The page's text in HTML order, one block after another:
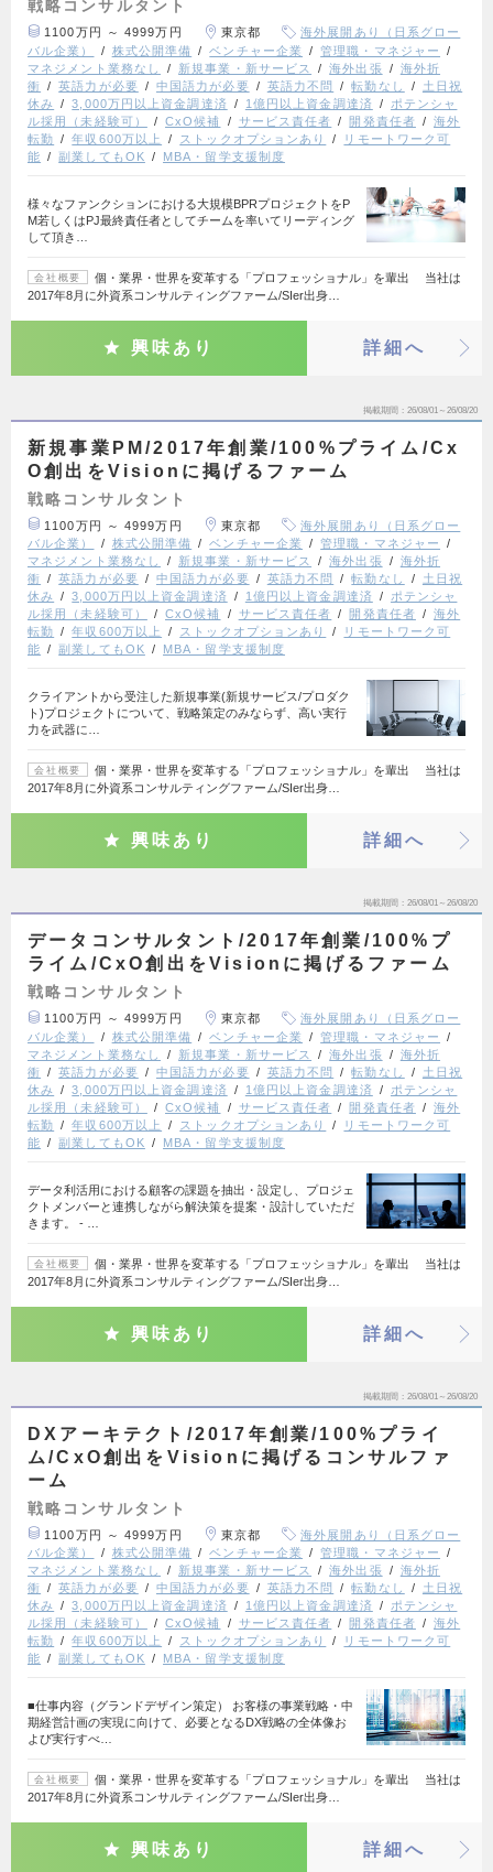
戦略コンサルタント
1100万円 ～ 4999万円 東京都
海外展開あり（日系グロー
バル企業）
株式公開準備 ベンチャー企業
管理職・マネジャー
マネジメント業務なし
新規事業・新サービス 海外出張
海外折
衝
英語力が必要 中国語力が必要 英語力不問 転勤なし
土日祝
休み
3,000万円以上資金調達済 1億円以上資金調達済
ポテンシャ
ル採用（未経験可）
CxO候補 サービス責任者 開発責任者
海外
転勤
年収600万以上 ストックオプションあり
リモートワーク可
能
副業してもOK MBA・留学支援制度
様々なファンクションにおける大規模BPRプロジェクトをP
M若しくはPJ最終責任者としてチームを率いてリーディング
して頂き…
会社概要
個・業界・世界を変革する「プロフェッショナル」を輩出 当社は
2017年8月に外資系コンサルティングファーム/SIer出身…
興味あり 詳細へ
掲載期間 26/08/01～26/08/20
新規事業PM/2017年創業/100%プライム/Cx
O創出をVisionに掲げるファーム
戦略コンサルタント
1100万円 ～ 4999万円 東京都
海外展開あり（日系グロー
バル企業）
株式公開準備 ベンチャー企業
管理職・マネジャー
マネジメント業務なし
新規事業・新サービス 海外出張
海外折
衝
英語力が必要 中国語力が必要 英語力不問 転勤なし
土日祝
休み
3,000万円以上資金調達済 1億円以上資金調達済
ポテンシャ
ル採用（未経験可）
CxO候補 サービス責任者 開発責任者
海外
転勤
年収600万以上 ストックオプションあり
リモートワーク可
能
副業してもOK MBA・留学支援制度
クライアントから受注した新規事業(新規サービス/プロダク
ト)プロジェクトについて、戦略策定のみならず、高い実行
力を武器に…
会社概要
個・業界・世界を変革する「プロフェッショナル」を輩出 当社は
2017年8月に外資系コンサルティングファーム/SIer出身…
興味あり 詳細へ
掲載期間 26/08/01～26/08/20
データコンサルタント/2017年創業/100%プ
ライム/CxO創出をVisionに掲げるファーム
戦略コンサルタント
1100万円 ～ 4999万円 東京都
海外展開あり（日系グロー
バル企業）
株式公開準備 ベンチャー企業
管理職・マネジャー
マネジメント業務なし
新規事業・新サービス 海外出張
海外折
衝
英語力が必要 中国語力が必要 英語力不問 転勤なし
土日祝
休み
3,000万円以上資金調達済 1億円以上資金調達済
ポテンシャ
ル採用（未経験可）
CxO候補 サービス責任者 開発責任者
海外
転勤
年収600万以上 ストックオプションあり
リモートワーク可
能
副業してもOK MBA・留学支援制度
データ利活用における顧客の課題を抽出・設定し、プロジェ
クトメンバーと連携しながら解決策を提案・設計していただ
きます。 - …
会社概要
個・業界・世界を変革する「プロフェッショナル」を輩出 当社は
2017年8月に外資系コンサルティングファーム/SIer出身…
興味あり 詳細へ
掲載期間 26/08/01～26/08/20
DXアーキテクト/2017年創業/100%プライ
ム/CxO創出をVisionに掲げるコンサルファ
ーム
戦略コンサルタント
1100万円 ～ 4999万円 東京都
海外展開あり（日系グロー
バル企業）
株式公開準備 ベンチャー企業
管理職・マネジャー
マネジメント業務なし
新規事業・新サービス 海外出張
海外折
衝
英語力が必要 中国語力が必要 英語力不問 転勤なし
土日祝
休み
3,000万円以上資金調達済 1億円以上資金調達済
ポテンシャ
ル採用（未経験可）
CxO候補 サービス責任者 開発責任者
海外
転勤
年収600万以上 ストックオプションあり
リモートワーク可
能
副業してもOK MBA・留学支援制度
■仕事内容（グランドデザイン策定） お客様の事業戦略・中
期経営計画の実現に向けて、必要となるDX戦略の全体像お
よび実行すべ…
会社概要
個・業界・世界を変革する「プロフェッショナル」を輩出 当社は
2017年8月に外資系コンサルティングファーム/SIer出身…
興味あり 詳細へ